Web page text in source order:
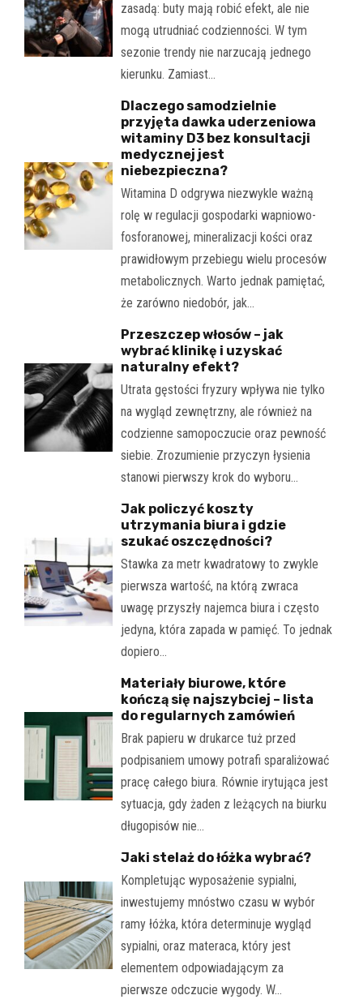
zasadą: buty mają robić efekt, ale nie
mogą utrudniać codzienności. W tym
sezonie trendy nie narzucają jednego
kierunku. Zamiast…
Dlaczego samodzielnie
przyjęta dawka uderzeniowa
witaminy D3 bez konsultacji
medycznej jest
niebezpieczna?
Witamina D odgrywa niezwykle ważną
rolę w regulacji gospodarki wapniowo-
fosforanowej, mineralizacji kości oraz
prawidłowym przebiegu wielu procesów
metabolicznych. Warto jednak pamiętać,
że zarówno niedobór, jak…
Przeszczep włosów – jak
wybrać klinikę i uzyskać
naturalny efekt?
Utrata gęstości fryzury wpływa nie tylko
na wygląd zewnętrzny, ale również na
codzienne samopoczucie oraz pewność
siebie. Zrozumienie przyczyn łysienia
stanowi pierwszy krok do wyboru…
Jak policzyć koszty
utrzymania biura i gdzie
szukać oszczędności?
Stawka za metr kwadratowy to zwykle
pierwsza wartość, na którą zwraca
uwagę przyszły najemca biura i często
jedyna, która zapada w pamięć. To jednak
dopiero…
Materiały biurowe, które
kończą się najszybciej – lista
do regularnych zamówień
Brak papieru w drukarce tuż przed
podpisaniem umowy potrafi sparaliżować
pracę całego biura. Równie irytująca jest
sytuacja, gdy żaden z leżących na biurku
długopisów nie…
Jaki stelaż do łóżka wybrać?
Kompletując wyposażenie sypialni,
inwestujemy mnóstwo czasu w wybór
ramy łóżka, która determinuje wygląd
sypialni, oraz materaca, który jest
elementem odpowiadającym za
pierwsze odczucie wygody. W…